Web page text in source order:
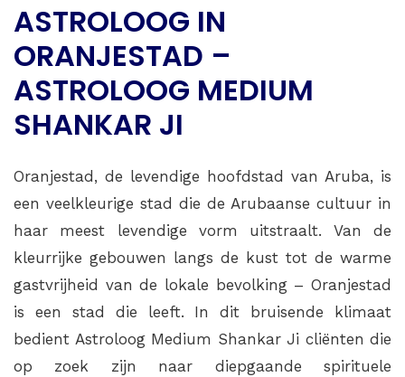
ASTROLOOG IN
ORANJESTAD –
ASTROLOOG MEDIUM
SHANKAR JI
Oranjestad, de levendige hoofdstad van Aruba, is
een veelkleurige stad die de Arubaanse cultuur in
haar meest levendige vorm uitstraalt. Van de
kleurrijke gebouwen langs de kust tot de warme
gastvrijheid van de lokale bevolking – Oranjestad
is een stad die leeft. In dit bruisende klimaat
bedient Astroloog Medium Shankar Ji cliënten die
op zoek zijn naar diepgaande spirituele